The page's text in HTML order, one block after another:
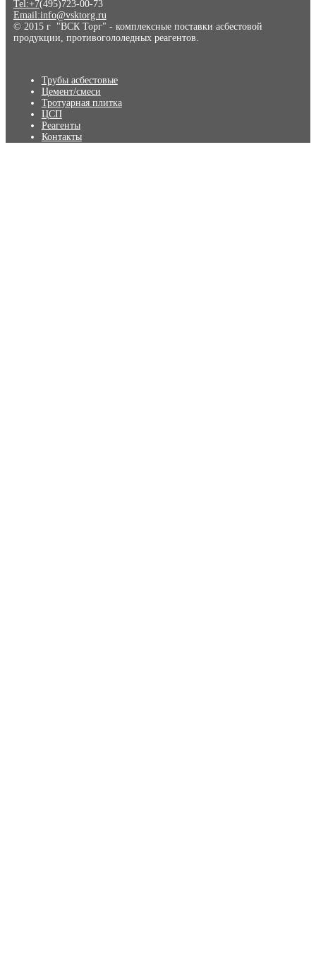
Tel:+7(495)723-00-73
Email:info@vsktorg.ru
© 2015 г "ВСК Торг" - комплексные поставки асбестовой
продукции, противогололедных реагентов.
Трубы асбестовые
Цемент/смеси
Тротуарная плитка
ЦСП
Реагенты
Контакты